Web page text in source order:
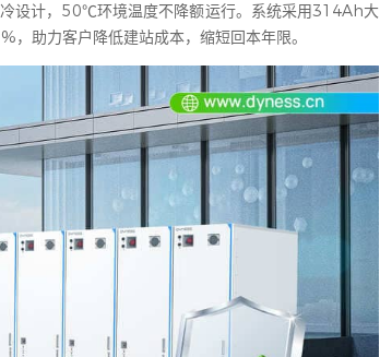
设计，50℃环境温度不降额运行。系统采用314Ah大
助力客户降低建站成本，缩短回本年限。